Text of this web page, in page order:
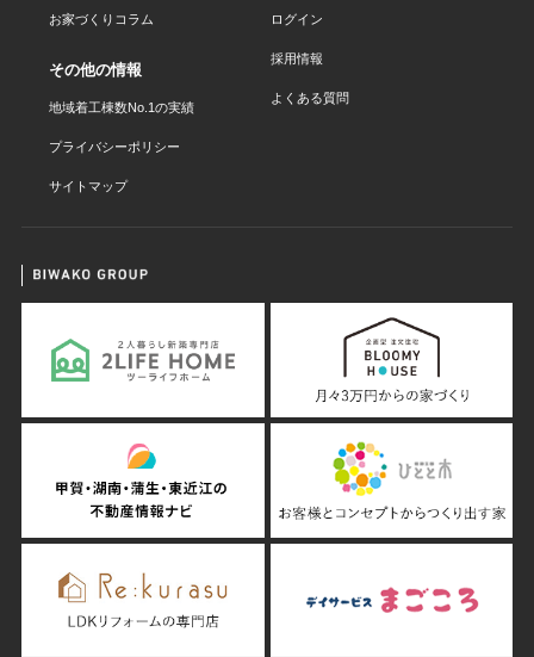
お家づくりコラム ログイン
採用情報
よくある質問
その他の情報
地域着工棟数No.1の実績
プライバシーポリシー
サイトマップ